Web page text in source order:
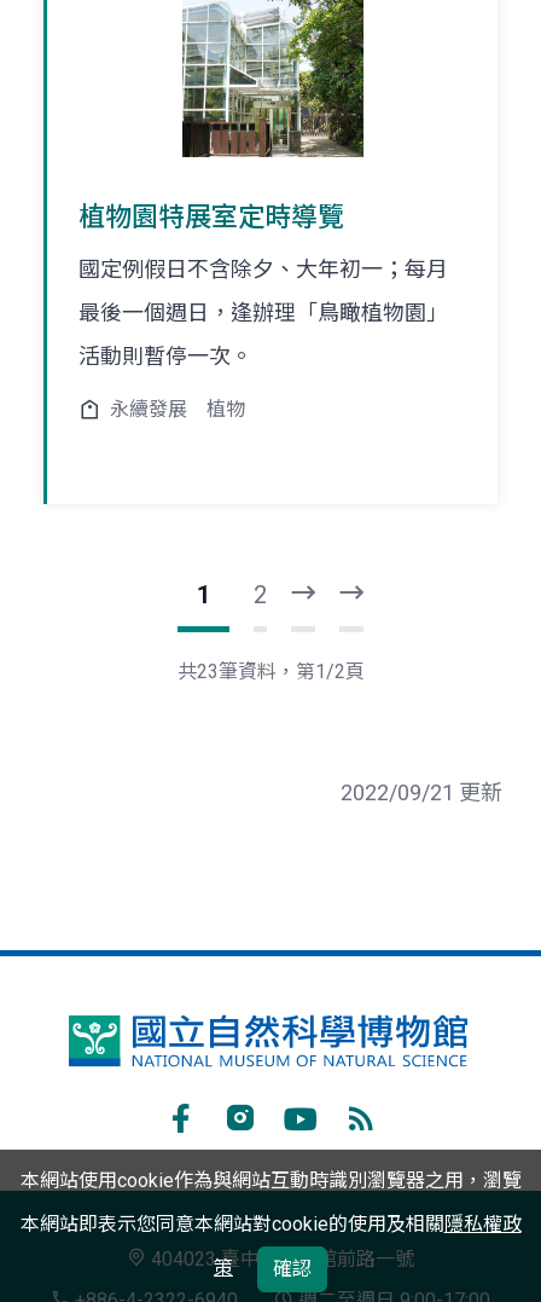
植物園特展室定時導覽
國定例假日不含除夕、大年初一；每月
最後一個週日，逢辦理「鳥瞰植物園」
活動則暫停一次。
永續發展 植物
1 2
一
頁
後
一
共23筆資料，第1/2頁
2022/09/21 更新
國
博
Facebook
Instagram
Youtube
RSS
訂
閱
404023 臺中市北區館前路一號
本網站使用cookie作為與網站互動時識別瀏覽器之用，瀏覽
本網站即表示您同意本網站對cookie的使用及相關隱私權政
策
確認